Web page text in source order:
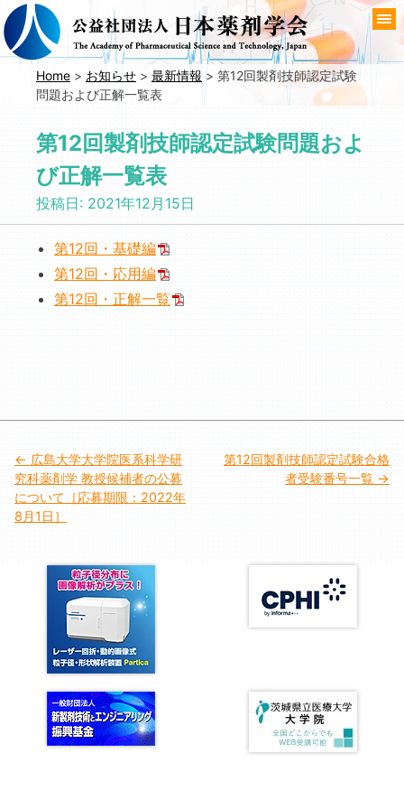
コ
ン
テ
Home > お知らせ > 最新情報 > 第12回製剤技師認定試験
問題および正解一覧表
第12回製剤技師認定試験問題およ
び正解一覧表
投稿日: 2021年12月15日
第12回・基礎編
第12回・応用編
第12回・正解一覧
投
稿
ナ
広島大学大学院医系科学研
究科薬剤学 教授候補者の公募
について［応募期限：2022年
8月1日］
第12回製剤技師認定試験合格
者受験番号一覧